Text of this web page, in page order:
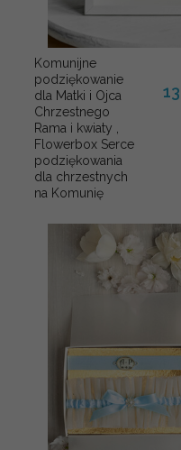
Komunijne
podziękowanie
dla Matki i Ojca
Chrzestnego
Rama i kwiaty ,
Flowerbox Serce
podziękowania
dla chrzestnych
na Komunię